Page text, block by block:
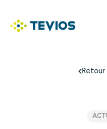
contenu
Retour